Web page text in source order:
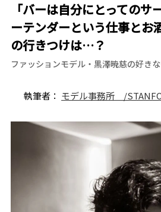
「バーは自分にとってのサ
ーテンダーという仕事とお
の行きつけは…？
ファッションモデル・黒澤暁慈の好き
執筆者： モデル事務所 /